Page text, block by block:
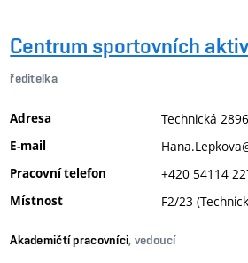
Centrum sportovních
ředitelka
Adresa Technická
E-mail
Pracovní telefon +420 54114
Místnost F2/23
Akademičtí pracovníci , vedoucí